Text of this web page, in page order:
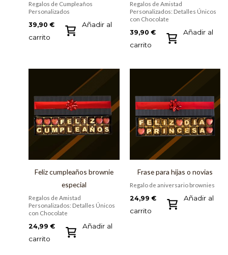
Regalos de Cumpleaños
Personalizados
39,90€
Añadir al
carrito
Regalos de Amistad
Personalizados: Detalles Únicos
con Chocolate
39,90 €
Añadir al
carrito
Feliz cumpleaños brownie
especial
Regalos de Amistad
Personalizados: Detalles Únicos
con Chocolate
24,99€
Añadir al
carrito
Frase para hijas o novias
Regalo de aniversario brownies
24,99 €
Añadir al
carrito